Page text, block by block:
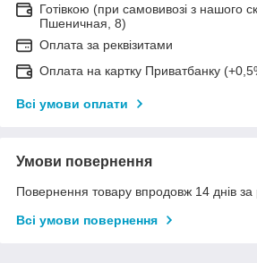
Готівкою (при самовивозі з нашого
Пшеничная, 8)
Оплата за реквізитами
Оплата на картку Приватбанку
Всі умови оплати
Умови повернення
Повернення товару впродовж 14 днів за
Всі умови повернення